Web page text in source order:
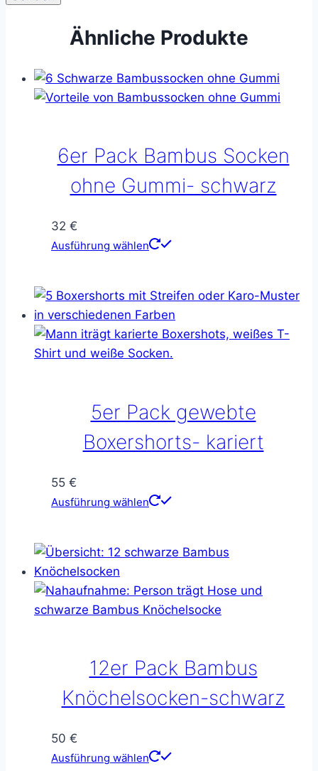
Ähnliche Produkte
6er Pack Bambus Socken
ohne Gummi- schwarz
32 €
Ausführung wählen
Dieses
mehrere
Varianten
auf.
Die
auf
der
Produktseite
werden
5er Pack gewebte
Boxershorts- kariert
55 €
Ausführung wählen
Dieses
mehrere
auf.
Die
auf
der
Produktseite
werden
12er Pack Bambus
Knöchelsocken-schwarz
50 €
Ausführung wählen
Dieses